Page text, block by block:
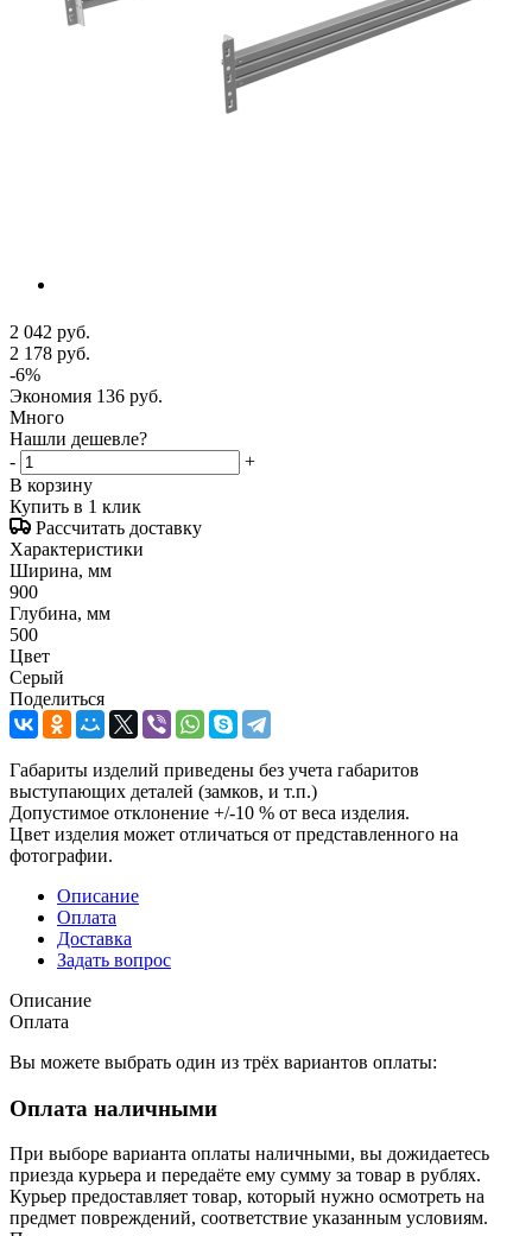
2 042 руб.
2 178 руб.
-6%
Экономия 136 руб.
Много
Нашли дешевле?
-
+
В корзину
Купить в 1 клик
Рассчитать доставку
Характеристики
Ширина, мм
900
Глубина, мм
500
Цвет
Серый
Поделиться
Габариты изделий приведены без учета габаритов
выступающих деталей (замков, и т.п.)
Допустимое отклонение +/-10 % от веса изделия.
Цвет изделия может отличаться от представленного на
фотографии.
Описание
Оплата
Доставка
Задать вопрос
Описание
Оплата
Вы можете выбрать один из трёх вариантов оплаты:
Оплата наличными
При выборе варианта оплаты наличными, вы дожидаетесь
приезда курьера и передаёте ему сумму за товар в рублях.
Курьер предоставляет товар, который нужно осмотреть на
предмет повреждений, соответствие указанным условиям.